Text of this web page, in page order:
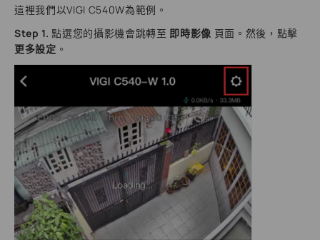
這裡我們以VIGI C540W為範例。
Step 1. 點選您的攝影機會跳轉至 即時影像 頁面。然後，點擊
更多設定 。